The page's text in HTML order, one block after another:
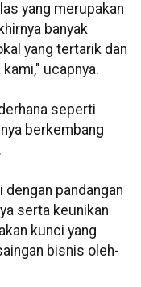
yang merupakan
banyak
yang tertarik dan
ucapnya.
seperti
berkembang
pandangan
serta keunikan
kunci yang
bisnis oleh-